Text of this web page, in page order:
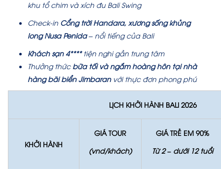
khu tổ chim và xích đu Bali Swing
Check-in Cổng trời Handara, xương sống khủng
long Nusa Penida– nổi tiếng của Bali
Khách sạn 4****tiện nghi gần trung tâm
Thưởng thứcbữa tối và ngắm hoàng hôn tại nhà
hàng bãi biển Jimbaranvới thực đơn phong phú
LỊCH KHỞI HÀNH BALI 2026
KHỞI HÀNH
GIÁ TOUR
(vnd/khách)
GIÁ TRẺ EM 90%
Từ 2 – dưới 12 tuổi